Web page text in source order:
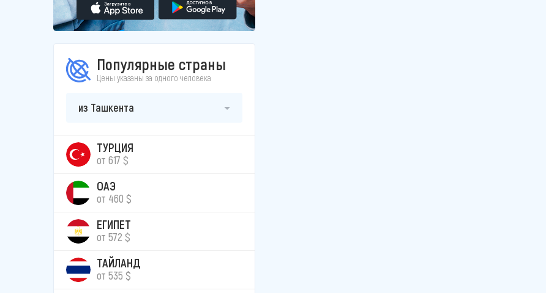
Популярные страны
Цены указаны за одного человека
из Ташкента
ТУРЦИЯ
от 617 $
ОАЭ
от 460 $
ЕГИПЕТ
от 572 $
ТАЙЛАНД
от 535 $